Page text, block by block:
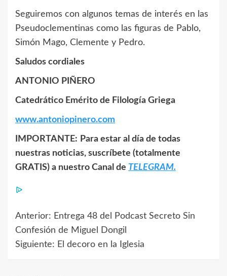
Seguiremos con algunos temas de interés en las
Pseudoclementinas como las figuras de Pablo,
Simón Mago, Clemente y Pedro.
Saludos cordiales
ANTONIO PIÑERO
Catedrático Emérito de Filología Griega
www.antoniopinero.com
IMPORTANTE: Para estar al día de todas
nuestras noticias, suscríbete (totalmente
GRATIS) a nuestro Canal de TELEGRAM.
Navegación
de
Anterior: Entrega 48 del Podcast Secreto Sin
Confesión de Miguel Dongil
Siguiente: El decoro en la Iglesia